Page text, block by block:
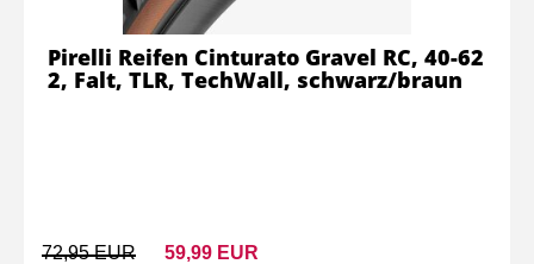
72,95 EUR 59,99 EUR
Pirelli Reifen Cinturato Gravel RC, 40-62
2, Falt, TLR, TechWall, schwarz/braun